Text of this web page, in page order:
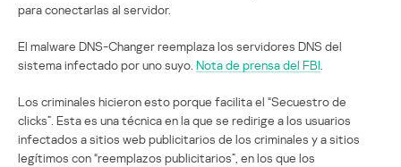
para conectarlas al servidor.
El malware DNS-Changer reemplaza los servidores DNS del
sistema infectado por uno suyo. Nota de prensa del FBI
Los criminales hicieron esto porque facilita el “Secuestro de
clicks”. Esta es una técnica en la que se redirige a los usuarios
infectados a sitios web publicitarios de los criminales y a sitios
legítimos con “reemplazos publicitarios”, en los que los